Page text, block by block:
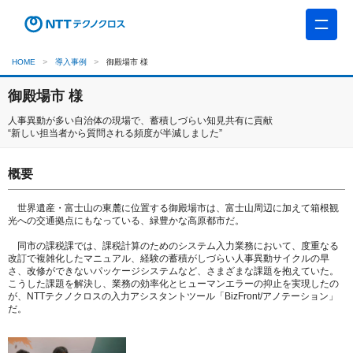
HOME 導入事例 御殿場市 様
御殿場市 様
人事異動が多い自治体の現場で、蓄積しづらい知見共有に貢献
“新しい担当者から質問される頻度が半減しました”
概要
世界遺産・富士山の東麓に位置する御殿場市は、富士山周辺に加えて箱根観
光への交通拠点にもなっている、緑豊かな高原都市だ。
同市の課税課では、課税計算のためのシステム入力業務において、度重なる
改訂で複雑化したマニュアル、経験の蓄積がしづらい人事異動サイクルの早
さ、改修ができないパッケージシステムなど、さまざまな課題を抱えていた。
こうした課題を解決し、業務の効率化とヒューマンエラーの抑止を実現したの
が、NTTテクノクロスの入力アシスタントツール「BizFront/アノテーション」
だ。